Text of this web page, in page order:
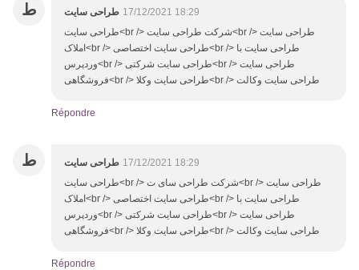
ط طراحی سایت 17/12/2021 18:29
طراحی سایت<br /> شرکت طراحی سایت<br /> طراحی سایت
املاک<br /> طراحی سایت اختصاصی<br /> طراحی سایت با
وردپرس<br /> طراحی سایت شرکتی<br /> طراحی سایت
فروشگاهی<br /> طراحی سایت وکلا<br /> طراحی سایت وکالت
Répondre
ط طراحی سایت 17/12/2021 18:29
طراحی سایت<br /> شرکت طراحی سای ت<br /> طراحی سایت
املاک<br /> طراحی سایت اختصاصی<br /> طراحی سایت با
وردپرس<br /> طراحی سایت شرکتی<br /> طراحی سایت
فروشگاهی<br /> طراحی سایت وکلا<br /> طراحی سایت وکالت
Répondre